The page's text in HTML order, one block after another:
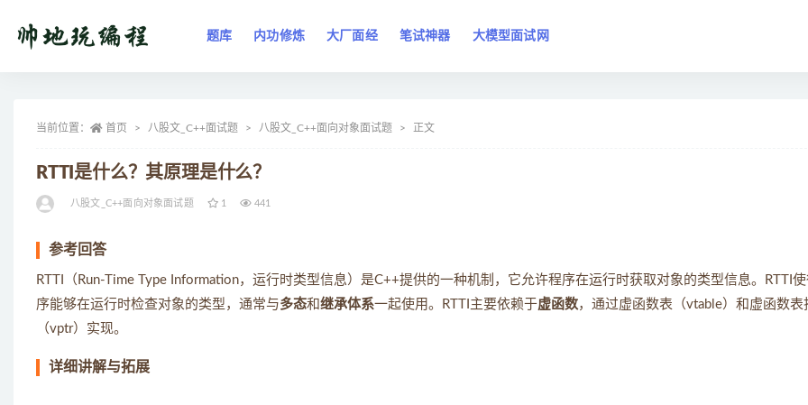
题库 内功修炼 大厂面经 笔试神器 大模型面试网
当前位置： 首页 八股文_C++面试题 八股文_C++面向对象面试题 正文
RTTI是什么？其原理是什么？
八股文_C++面向对象面试题 1 441
参考回答
RTTI（Run-Time Type Information，运行时类型信息）是C++提供的一种机制，它允许程序在运行时获取对象的类型信息。RTTI
序能够在运行时检查对象的类型，通常与多态和继承体系一起使用。RTTI主要依赖于虚函数，通过虚函数表（vtable）和虚函数表
（vptr）实现。
详细讲解与拓展